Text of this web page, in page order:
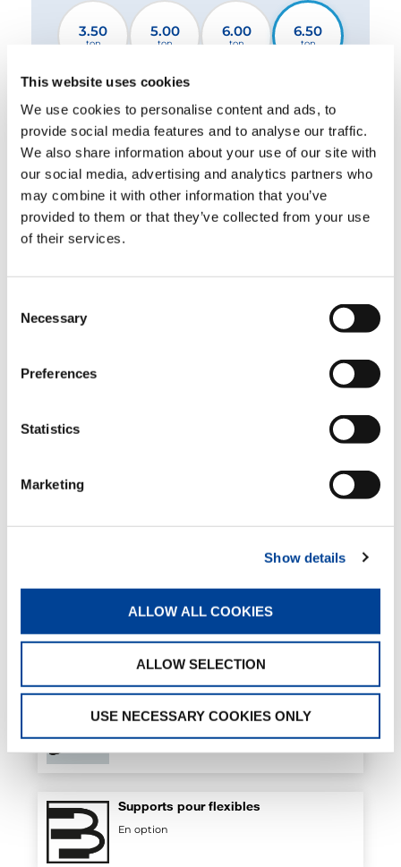
This website uses cookies
We use cookies to personalise content and ads, to
provide social media features and to analyse our traffic.
We also share information about your use of our site with
our social media, advertising and analytics partners who
may combine it with other information that you’ve
provided to them or that they’ve collected from your use
of their services.
Selection
Necessary
Preferences
Statistics
Marketing
Show details
ALLOW ALL COOKIES
ALLOW SELECTION
USE NECESSARY COOKIES ONLY
3.50
ton
5.00
ton
6.00
ton
6.50
ton
7.50
ton ton
10.00
ton
12.00
ton
13.50 15.00 18.00 19.00
26.00
2 stabilisateurs standard
2 stabilisateurs XL
Crémaillère
Standard
Supports pour flexibles
En option